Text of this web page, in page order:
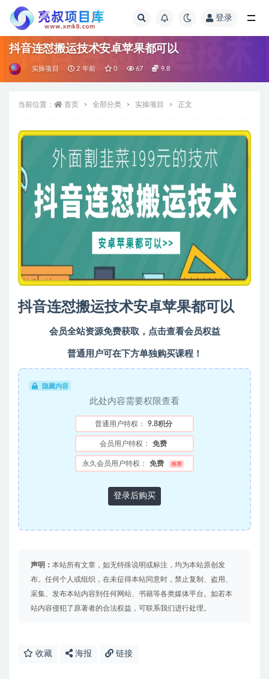
登录
抖音连怼搬运技术安卓苹果都可以
实操项目 2 年前 0 67 9.8
当前位置： 首页 全部分类 实操项目 正文
抖音连怼搬运技术安卓苹果都可以
会员全站资源免费获取，点击查看会员权益
普通用户可在下方单独购买课程！
隐藏内容
此处内容需要权限查看
普通用户特权： 9.8积分
会员用户特权： 免费
永久会员用户特权： 免费 推荐
登录后购买
声明： 本站所有文章，如无特殊说明或标注，均为本站原创发
布。任何个人或组织，在未征得本站同意时，禁止复制、盗用、
采集、发布本站内容到任何网站、书籍等各类媒体平台。如若本
站内容侵犯了原著者的合法权益，可联系我们进行处理。
收藏 海报 链接